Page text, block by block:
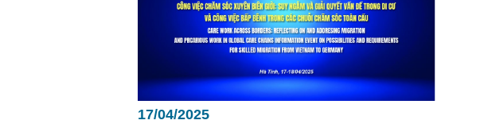
17/04/2025